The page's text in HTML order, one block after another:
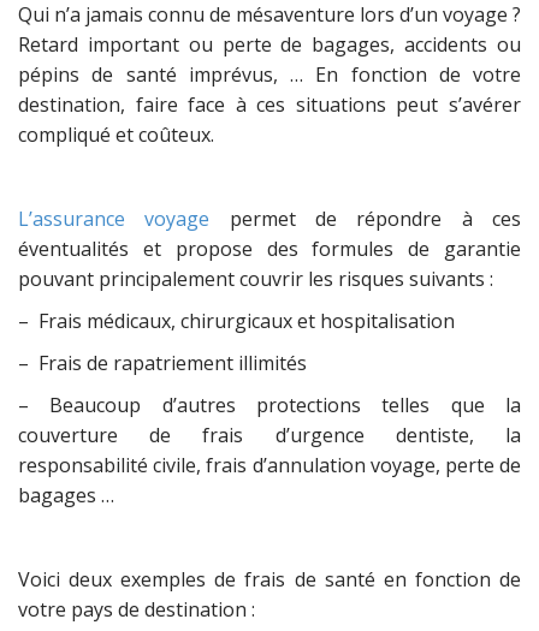
Qui n’a jamais connu de mésaventure lors d’un voyage ?
Retard important ou perte de bagages, accidents ou
pépins de santé imprévus, … En fonction de votre
destination, faire face à ces situations peut s’avérer
compliqué et coûteux.
L’assurance voyage permet de répondre à ces
éventualités et propose des formules de garantie
pouvant principalement couvrir les risques suivants :
– Frais médicaux, chirurgicaux et hospitalisation
– Frais de rapatriement illimités
– Beaucoup d’autres protections telles que la
couverture de frais d’urgence dentiste, la
responsabilité civile, frais d’annulation voyage, perte de
bagages …
Voici deux exemples de frais de santé en fonction de
votre pays de destination :